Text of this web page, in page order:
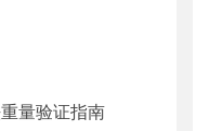
量验证指南